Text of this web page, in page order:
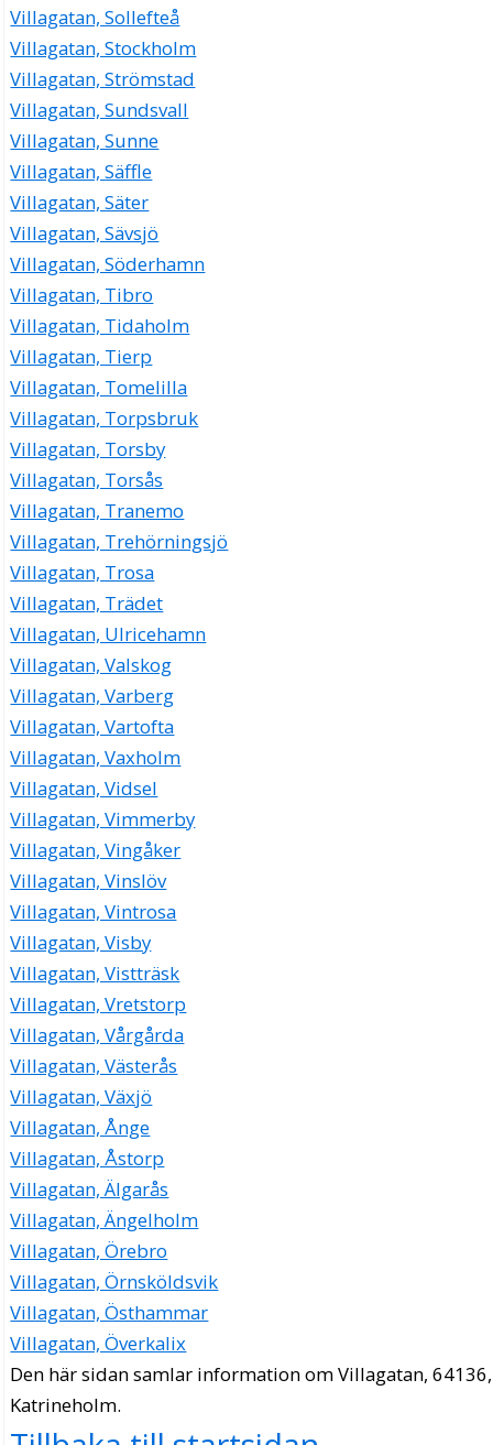
Villagatan, Sollefteå
Villagatan, Stockholm
Villagatan, Strömstad
Villagatan, Sundsvall
Villagatan, Sunne
Villagatan, Säffle
Villagatan, Säter
Villagatan, Sävsjö
Villagatan, Söderhamn
Villagatan, Tibro
Villagatan, Tidaholm
Villagatan, Tierp
Villagatan, Tomelilla
Villagatan, Torpsbruk
Villagatan, Torsby
Villagatan, Torsås
Villagatan, Tranemo
Villagatan, Trehörningsjö
Villagatan, Trosa
Villagatan, Trädet
Villagatan, Ulricehamn
Villagatan, Valskog
Villagatan, Varberg
Villagatan, Vartofta
Villagatan, Vaxholm
Villagatan, Vidsel
Villagatan, Vimmerby
Villagatan, Vingåker
Villagatan, Vinslöv
Villagatan, Vintrosa
Villagatan, Visby
Villagatan, Vistträsk
Villagatan, Vretstorp
Villagatan, Vårgårda
Villagatan, Västerås
Villagatan, Växjö
Villagatan, Ånge
Villagatan, Åstorp
Villagatan, Älgarås
Villagatan, Ängelholm
Villagatan, Örebro
Villagatan, Örnsköldsvik
Villagatan, Östhammar
Villagatan, Överkalix
Den här sidan samlar information om Villagatan, 64136,
Katrineholm.